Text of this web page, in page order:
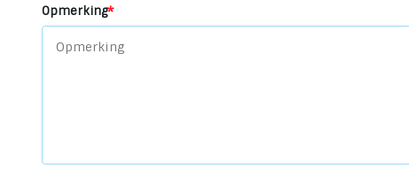
Opmerking*